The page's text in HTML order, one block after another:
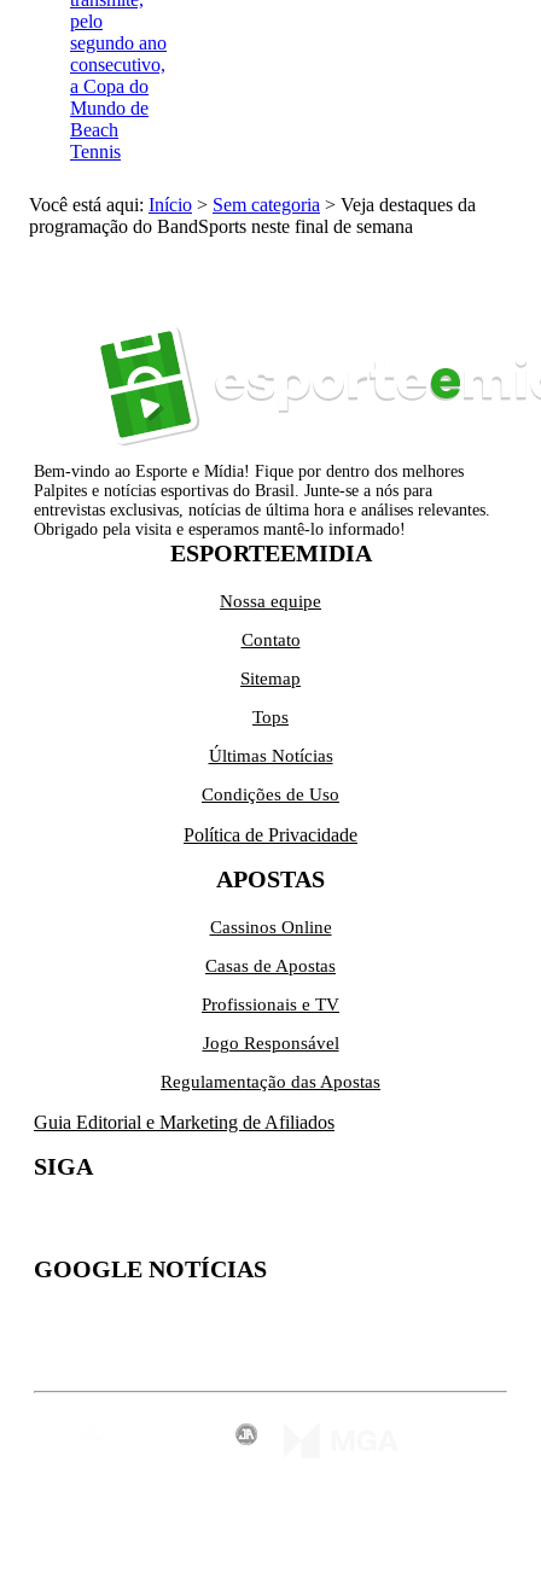
pelo
segundo ano
consecutivo,
a Copa do
Mundo de
Beach
Tennis
Você está aqui: Início > Sem categoria > Veja destaques da
programação do BandSports neste final de semana
Bem-vindo ao Esporte e Mídia! Fique por dentro dos melhores
Palpites e notícias esportivas do Brasil. Junte-se a nós para
entrevistas exclusivas, notícias de última hora e análises relevantes.
Obrigado pela visita e esperamos mantê-lo informado!
ESPORTEEMIDIA
Nossa equipe
Contato
Sitemap
Tops
Últimas Notícias
Condições de Uso
Política de Privacidade
APOSTAS
Cassinos Online
Casas de Apostas
Profissionais e TV
Jogo Responsável
Regulamentação das Apostas
Guia Editorial e Marketing de Afiliados
SIGA
GOOGLE NOTÍCIAS